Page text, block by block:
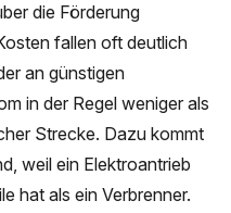
die Förderung
fallen oft deutlich
an günstigen
in der Regel weniger als
Strecke. Dazu kommt
weil ein Elektroantrieb
hat als ein Verbrenner.